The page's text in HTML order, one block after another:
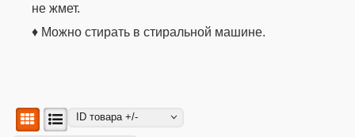
не жмет.
♦ Можно стирать в стиральной машине.
ID товара +/-